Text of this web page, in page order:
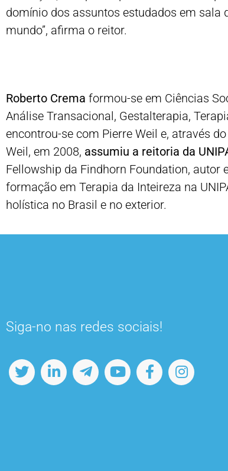
domínio dos assuntos estudados em
mundo”, afirma o reitor.
Roberto Crema formou-se em Ciências
Análise Transacional, Gestalterapia,
encontrou-se com Pierre Weil e, através
Weil, em 2008, assumiu a reitoria da
Fellowship da Findhorn Foundation, autor
formação em Terapia da Inteireza na
holística no Brasil e no exterior.
Siga-no nas redes sociais!